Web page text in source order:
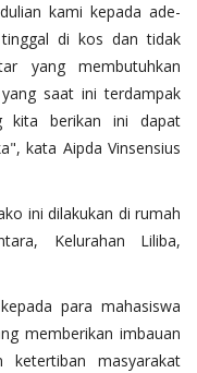
kami kepada ade-
di kos dan tidak
yang membutuhkan
saat ini terdampak
kita berikan ini dapat
kata Aipda Vinsensius
ini dilakukan di rumah
Kelurahan Liliba,
para mahasiswa
memberikan imbauan
masyarakat